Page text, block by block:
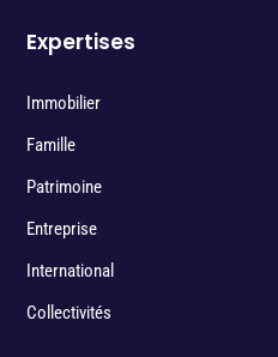
Expertises
Immobilier
Famille
Patrimoine
Entreprise
International
Collectivités